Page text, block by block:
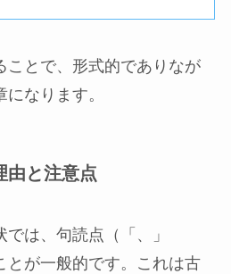
ことで、形式的でありなが
なります。
由と注意点
は、句読点（「、」
とが一般的です。これは古